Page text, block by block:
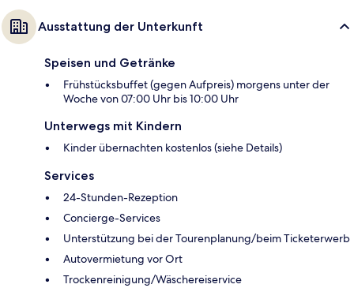
Ausstattung der Unterkunft
Speisen und Getränke
Frühstücksbuffet (gegen Aufpreis) morgens unter der
Woche von 07:00 Uhr bis 10:00 Uhr
Unterwegs mit Kindern
Kinder übernachten kostenlos (siehe Details)
Services
24-Stunden-Rezeption
Concierge-Services
Unterstützung bei der Tourenplanung/beim Ticketerwerb
Autovermietung vor Ort
Trockenreinigung/Wäschereiservice